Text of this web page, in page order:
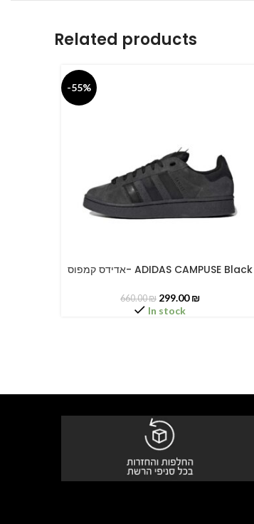
Related products
-55%
SELECT OPTIONSאדידס קמפוס- ADIDAS CAMPUSE Black
660.00₪ 299.00₪
In stock